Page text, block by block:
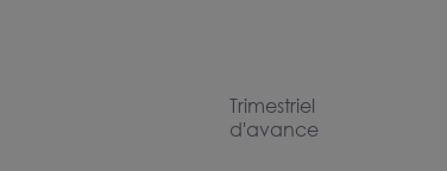
Trimestriel
d'avance